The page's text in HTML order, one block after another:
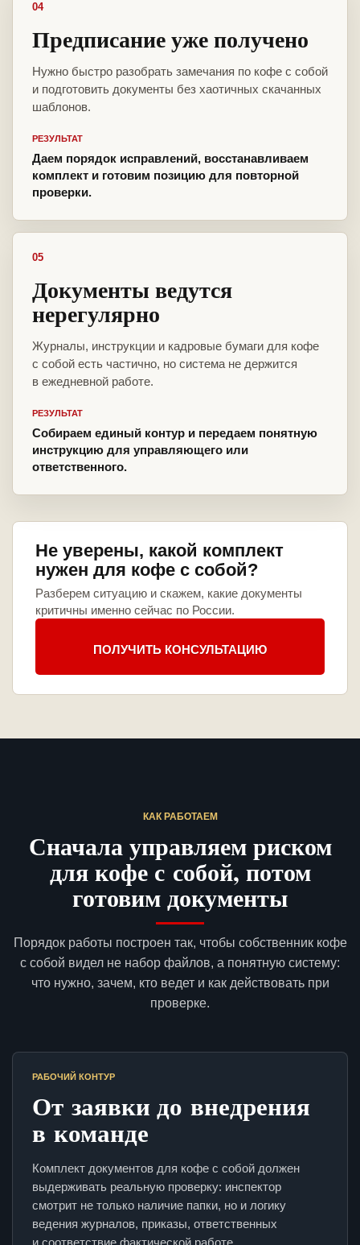
04
Предписание уже получено
Нужно быстро разобрать замечания по кофе с собой
и подготовить документы без хаотичных скачанных
шаблонов.
РЕЗУЛЬТАТ
Даем порядок исправлений, восстанавливаем
комплект и готовим позицию для повторной
проверки.
05
Документы ведутся
нерегулярно
Журналы, инструкции и кадровые бумаги для кофе
с собой есть частично, но система не держится
в ежедневной работе.
РЕЗУЛЬТАТ
Собираем единый контур и передаем понятную
инструкцию для управляющего или
ответственного.
Не уверены, какой комплект
нужен для кофе с собой?
Разберем ситуацию и скажем, какие документы
критичны именно сейчас по России.
ПОЛУЧИТЬ КОНСУЛЬТАЦИЮ
КАК РАБОТАЕМ
Сначала управляем риском
для кофе с собой, потом
готовим документы
Порядок работы построен так, чтобы собственник кофе
с собой видел не набор файлов, а понятную систему:
что нужно, зачем, кто ведет и как действовать при
проверке.
РАБОЧИЙ КОНТУР
От заявки до внедрения
в команде
Комплект документов для кофе с собой должен
выдерживать реальную проверку: инспектор
смотрит не только наличие папки, но и логику
ведения журналов, приказы, ответственных
и соответствие фактической работе.